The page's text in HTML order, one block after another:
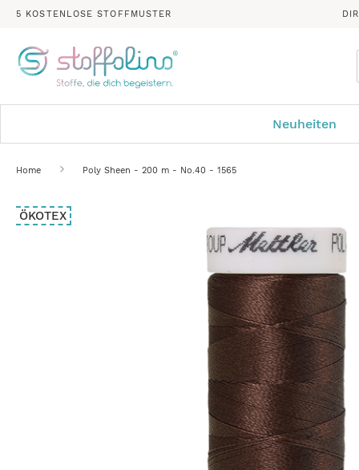
5 KOSTENLOSE STOFFMUSTER
Neuheiten
Home Poly Sheen - 200 m - No.40 - 1565
Zum
Ende
ÖKOTEX